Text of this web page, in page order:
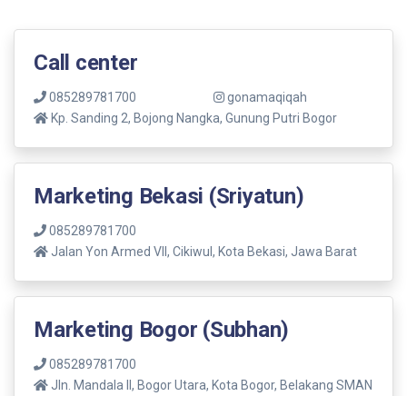
Call center
085289781700
gonamaqiqah
Kp. Sanding 2, Bojong Nangka, Gunung Putri Bogor
Marketing Bekasi (Sriyatun)
085289781700
Jalan Yon Armed VII, Cikiwul, Kota Bekasi, Jawa Barat
Marketing Bogor (Subhan)
085289781700
Jln. Mandala ll, Bogor Utara, Kota Bogor, Belakang SMAN